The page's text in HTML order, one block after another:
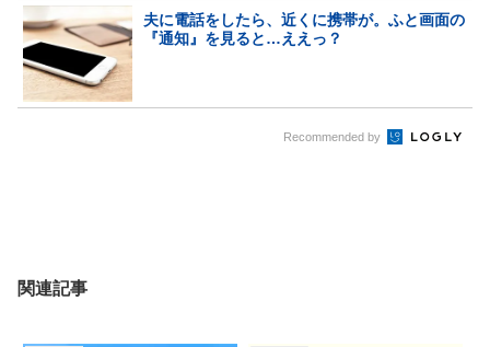
夫に電話をしたら、近くに携帯が。ふと画面の
『通知』を見ると…ええっ？
Recommended by
関連記事